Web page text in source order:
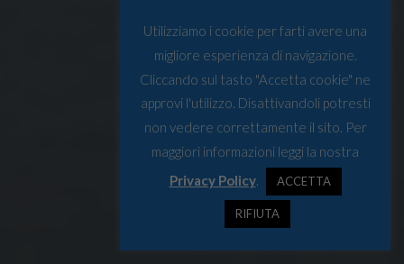
Utilizziamo i cookie per farti avere una
migliore esperienza di navigazione.
Cliccando sul tasto "Accetta cookie" ne
approvi l'utilizzo. Disattivandoli potresti
non vedere correttamente il sito. Per
maggiori informazioni leggi la nostra
Privacy Policy. ACCETTA
RIFIUTA